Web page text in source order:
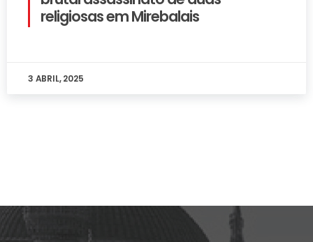
religiosas em Mirebalais
3 ABRIL, 2025